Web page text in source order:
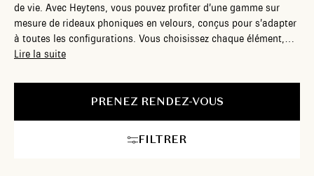
de vie. Avec Heytens, vous pouvez profiter d’une gamme sur
mesure de rideaux phoniques en velours, conçus pour s’adapter
à toutes les configurations. Vous choisissez chaque élément,
tissu, couleur, finition et système de pose pour un rendu
des matériaux de qualité, testés pour leur efficacité et leur
Lire la suite
PRENEZ RENDEZ-VOUS
FILTRER